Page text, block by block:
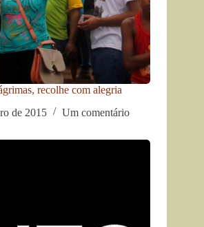
recolhe com alegria
de 2015
Um comentário